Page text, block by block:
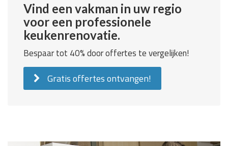
Vind een vakman in uw regio
voor een professionele
keukenrenovatie.
Bespaar tot 40% door offertes te vergelijken!
Gratis offertes ontvangen!